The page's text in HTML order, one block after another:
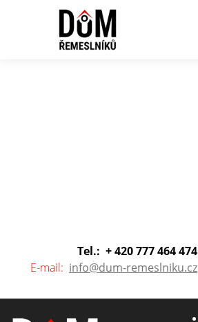
Tel.: + 420 777 464 474
E-mail: info@dum-remeslniku.cz